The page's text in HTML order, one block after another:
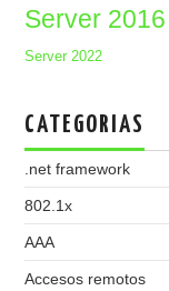
Server 2016
Server 2022
CATEGORIAS
.net framework
802.1x
AAA
Accesos remotos